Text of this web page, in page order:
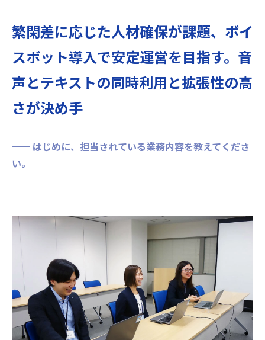
繁閑差に応じた人材確保が課題、ボイ
スボット導入で安定運営を目指す。音
声とテキストの同時利用と拡張性の高
さが決め手
はじめに、担当されている業務内容を教えてくださ
い。